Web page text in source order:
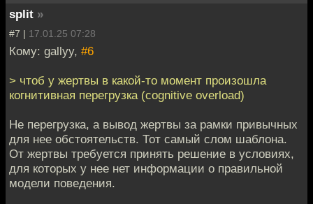
split »
#7 | 17.01.25 07:28
Кому: gallyy, #6
> чтоб у жертвы в какой-то момент произошла
когнитивная перегрузка (cognitive overload)
Не перегрузка, а вывод жертвы за рамки привычных
для нее обстоятельств. Тот самый слом шаблона.
От жертвы требуется принять решение в условиях,
для которых у нее нет информации о правильной
модели поведения.